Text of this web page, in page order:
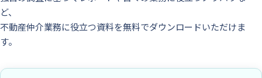
クラ クラ
ど、
不動産仲介業務に役立つ資料を無料でダウンロードいただけま
す。